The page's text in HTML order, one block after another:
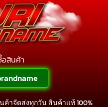
สินค้า
าจัดส่งทุกวัน สินค้าแท้ 100%